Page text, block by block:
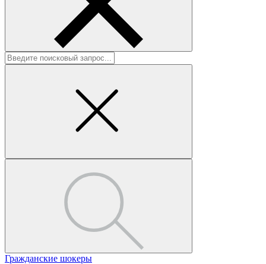
Гражданские шокеры